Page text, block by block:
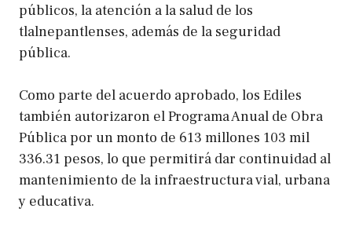
públicos, la atención a la salud de los
tlalnepantlenses, además de la seguridad
pública.
Como parte del acuerdo aprobado, los Ediles
también autorizaron el Programa Anual de Obra
Pública por un monto de 613 millones 103 mil
336.31 pesos, lo que permitirá dar continuidad al
mantenimiento de la infraestructura vial, urbana
y educativa.